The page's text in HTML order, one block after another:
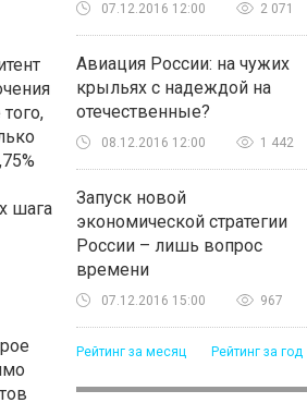
шага
07.12.2016 12:00 2 071
Авиация России: на чужих
крыльях с надеждой на
отечественные?
08.12.2016 12:00 1 442
Запуск новой
экономической стратегии
России – лишь вопрос
времени
07.12.2016 15:00 967
Рейтинг за месяц Рейтинг за год